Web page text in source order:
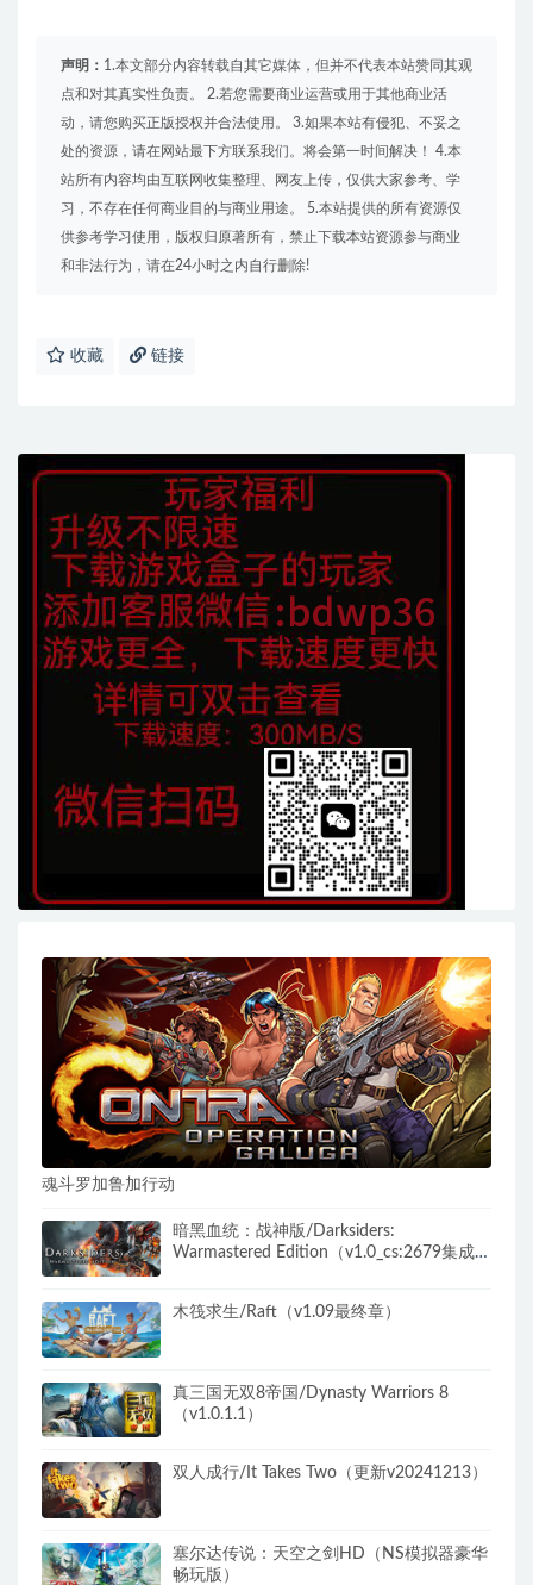
声明： 1.本文部分内容转载自其它媒体，但并不代表本站赞同其观
点和对其真实性负责。 2.若您需要商业运营或用于其他商业活
动，请您购买正版授权并合法使用。 3.如果本站有侵犯、不妥之
处的资源，请在网站最下方联系我们。将会第一时间解决！ 4.本
站所有内容均由互联网收集整理、网友上传，仅供大家参考、学
习，不存在任何商业目的与商业用途。 5.本站提供的所有资源仅
供参考学习使用，版权归原著所有，禁止下载本站资源参与商业
和非法行为，请在24小时之内自行删除!
收藏 链接
魂斗罗加鲁加行动
暗黑血统：战神版/Darksiders:
Warmastered Edition（v1.0_cs:2679集成
木筏求生/Raft（v1.09最终章）
真三国无双8帝国/Dynasty Warriors 8
（v1.0.1.1）
双人成行/It Takes Two（更新v20241213）
塞尔达传说：天空之剑HD（NS模拟器豪华
畅玩版）